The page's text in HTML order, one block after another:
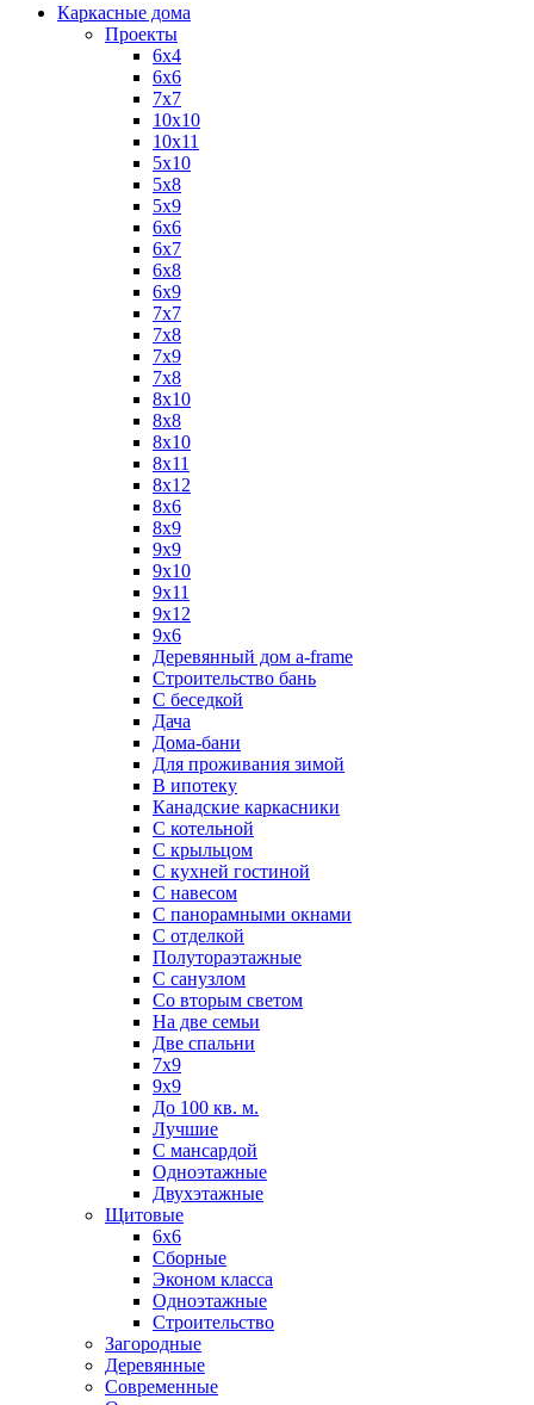
Каркасные дома
Проекты
6х4
6х6
7х7
10х10
10х11
5х10
5х8
5х9
6x6
6x7
6x8
6x9
7x7
7x8
7x9
7х8
8x10
8x8
8х10
8х11
8х12
8х6
8х9
9x9
9х10
9х11
9х12
9х6
Деревянный дом a-frame
Строительство бань
С беседкой
Дача
Дома-бани
Для проживания зимой
В ипотеку
Канадские каркасники
С котельной
С крыльцом
С кухней гостиной
С навесом
С панорамными окнами
С отделкой
Полутораэтажные
С санузлом
Со вторым светом
На две семьи
Две спальни
7х9
9х9
До 100 кв. м.
Лучшие
С мансардой
Одноэтажные
Двухэтажные
Щитовые
6х6
Сборные
Эконом класса
Одноэтажные
Строительство
Загородные
Деревянные
Современные